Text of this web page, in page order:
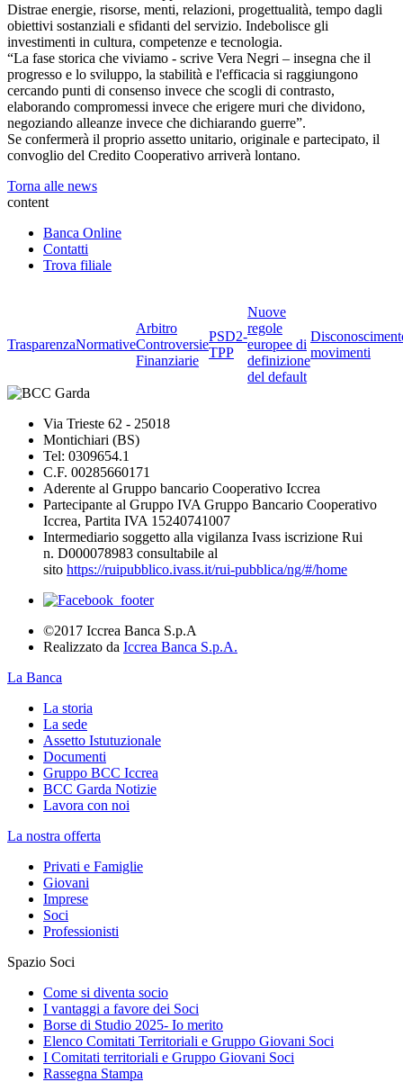
Distrae energie, risorse, menti, relazioni, progettualità, tempo dagli
obiettivi sostanziali e sfidanti del servizio. Indebolisce gli
investimenti in cultura, competenze e tecnologia.
“La fase storica che viviamo - scrive Vera Negri – insegna che il
progresso e lo sviluppo, la stabilità e l'efficacia si raggiungono
cercando punti di consenso invece che scogli di contrasto,
elaborando compromessi invece che erigere muri che dividono,
negoziando alleanze invece che dichiarando guerre”.
Se confermerà il proprio assetto unitario, originale e partecipato, il
convoglio del Credito Cooperativo arriverà lontano.
Torna alle news
content
Banca Online
Contatti
Trova filiale
TrasparenzaNormative
Arbitro
Controversie
Finanziarie
PSD2-
TPP
Nuove
regole
europee di
definizione
del default
movimenti
Via Trieste 62 - 25018
Montichiari (BS)
Tel: 0309654.1
C.F. 00285660171
Aderente al Gruppo bancario Cooperativo Iccrea
Partecipante al Gruppo IVA Gruppo Bancario Cooperativo
Iccrea, Partita IVA 15240741007
Intermediario soggetto alla vigilanza Ivass iscrizione Rui
n. D000078983 consultabile al
sito https://ruipubblico.ivass.it/rui-pubblica/ng/#/home
©2017 Iccrea Banca S.p.A
Realizzato da Iccrea Banca S.p.A.
La Banca
La storia
La sede
Assetto Istutuzionale
Documenti
Gruppo BCC Iccrea
BCC Garda Notizie
Lavora con noi
La nostra offerta
Privati e Famiglie
Giovani
Imprese
Soci
Professionisti
Spazio Soci
Come si diventa socio
I vantaggi a favore dei Soci
Borse di Studio 2025- Io merito
Elenco Comitati Territoriali e Gruppo Giovani Soci
I Comitati territoriali e Gruppo Giovani Soci
Rassegna Stampa